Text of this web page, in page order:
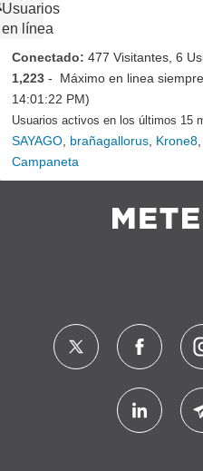
Usuarios
en línea
Conectado: 477 Visitantes, 6
1,223 - Máximo en linea
14:01:22 PM)
Usuarios activos en los últimos 15
SAYAGO brañagallorus Krone8
Campaneta